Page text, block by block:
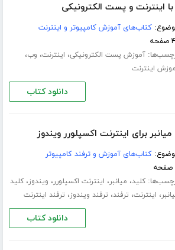
اینترنت و پست الکترونیکی
کتاب‌های آموزش کامپیوتر و اینترنت
آموزش پست الکترونیکی، اینترنت، وب،
اینترنت
دانلود کتاب
برای اینترنت اکسپلورر ویندوز
کتاب‌های آموزش و ترفند کامپیوتر
کلید، میانبر، اینترنت اکسپلورر، ویندوز،کلید
، اینترنت، ترفند، ترفند ویندوز، ترفند اینترنت
دانلود کتاب